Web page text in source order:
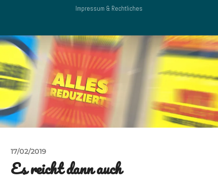
Impressum & Rechtliches
17/02/2019
Es reicht dann auch